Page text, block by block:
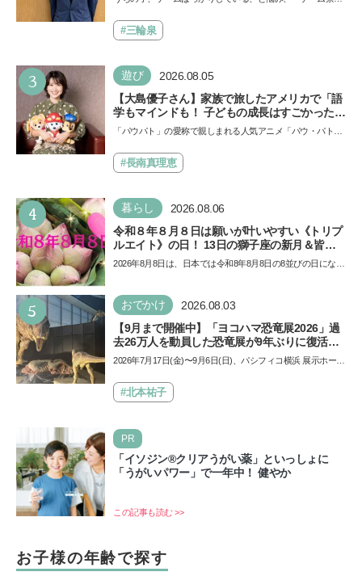
も…#三輪泉
3 遊び 2026.08.05
【大島優子さん】家族で旅したアメリカで「語
学もマインドも！ 子どもの成長はすごかった」
声優をつとめた映画『パウ・パトロール ザ・ダ
できると子どもに知ってほしい
「パウパト」の愛称で親しまれる人気アニメ「パウ・パトロ
ザ…#長南真理恵
4 暮らし 2026.08.06
令和８年８月８日は願いが叶いやすい《トリプ
ルエイト》の日！ 13日の獅子座の新月＆皆既
日食の影響にも注目
2026年8月8日は、日本では令和8年8月8日の8並びの日になり
て…
5 おでかけ 2026.08.03
【9月まで開催中】「ヨコハマ恐竜展2026」過
去26万人を動員した恐竜展が9年ぶりに復活！
夏休みのおでかけで楽しむポイントを完全ガイ
2026年7月17日(金)〜9月6日(日)、パシフィコ横浜 展示ホール
催…#北本祐子
PR
「イソジン®クリアうがい薬」といっしょに
「うがいパワー」で一年中！ 健やか
この記事も読む >>
お子様の年齢で探す